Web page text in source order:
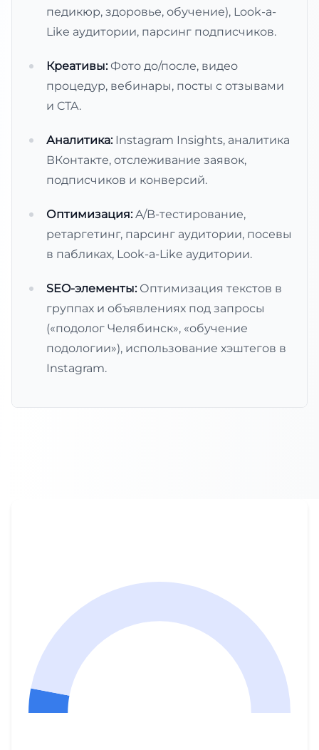
педикюр, здоровье, обучение), Look-a-
Like аудитории, парсинг подписчиков.
Креативы:Фото до/после, видео
процедур, вебинары, посты с отзывами
и CTA.
Аналитика:Instagram Insights, аналитика
ВКонтакте, отслеживание заявок,
подписчиков и конверсий.
Оптимизация:A/B-тестирование,
ретаргетинг, парсинг аудитории, посевы
в пабликах, Look-a-Like аудитории.
SEO-элементы:Оптимизация текстов в
группах и объявлениях под запросы
(«подолог Челябинск», «обучение
подологии»), использование хэштегов в
Instagram.